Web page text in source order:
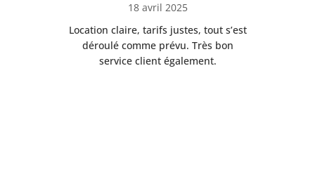
18 avril 2025
Location claire, tarifs justes, tout s’est
déroulé comme prévu. Très bon
service client également.